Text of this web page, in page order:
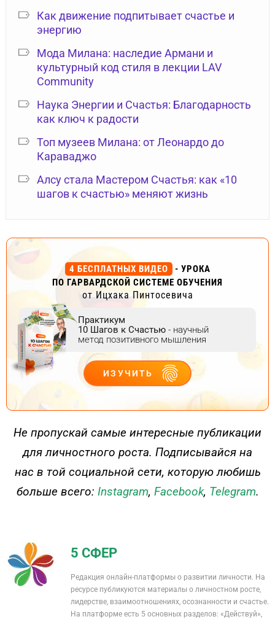
Как движение подпитывает счастье и
энергию
Мода Милана: наследие Армани и
культурный код стиля в лекции LAV
Community
Наука Энергии и Счастья: Благодарность
как ключ к радости
Топ музеев Милана: от Леонардо до
Караваджо
Алсу стала Мастером Счастья: как «10
шагов к счастью» меняют жизнь
4 БЕСПЛАТНЫХ ВИДЕО
- УРОКА
ПО ГАРВАРДСКОЙ СИСТЕМЕ ОБУЧЕНИЯ
от Ицхака Пинтосевича
Практикум
10 Шагов к Счастью - научный
метод позитивного мышления
ИЗУЧИТЬ
ДЕЙСТВУЙ
Не пропускай самые интересные публикации
для личностного роста. Подписывайся на
нас в той социальной сети, которую любишь
больше всего: Instagram, Facebook, Telegram.
5 СФЕР
Редакция онлайн-платформы о развитии личности. На
ресурсе публикуются материалы о личностном росте,
лидерстве, взаимоотношениях, осознанности и счастье.
На платформе есть 5 основных разделов: «Действуй»,